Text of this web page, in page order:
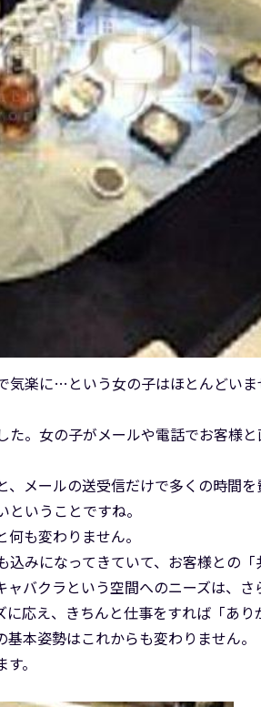
楽に…という女の子はほとんどいま
。女の子がメールや電話でお客様
メールの送受信だけで多くの時間を
いうことですね。
も変わりません。
みになってきていて、お客様との「
バクラという空間へのニーズは、さ
応え、きちんと仕事をすれば「あり
本姿勢はこれからも変わりません。
。